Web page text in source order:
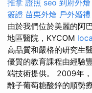
推拿 證照 seo 到府外燴
簽證 苗栗外燴 戶外婚禮
由於我們位於美麗的阿
地區醫院，KYCOM
高品質和嚴格的研究生
優質的教育課程由經驗
端技術提供。 2009年
離子葡萄糖酸鋅的順勢